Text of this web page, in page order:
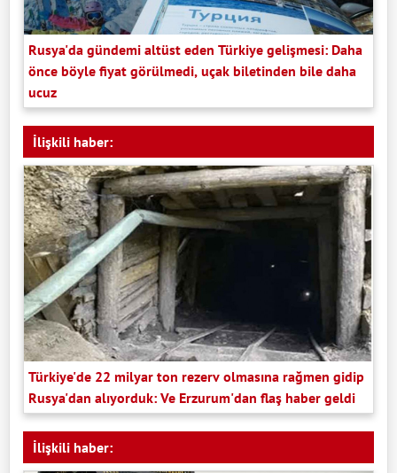
Rusya'da gündemi altüst eden Türkiye gelişmesi: Daha
önce böyle fiyat görülmedi, uçak biletinden bile daha
ucuz
İlişkili haber:
Türkiye'de 22 milyar ton rezerv olmasına rağmen gidip
Rusya'dan alıyorduk: Ve Erzurum'dan flaş haber geldi
İlişkili haber: